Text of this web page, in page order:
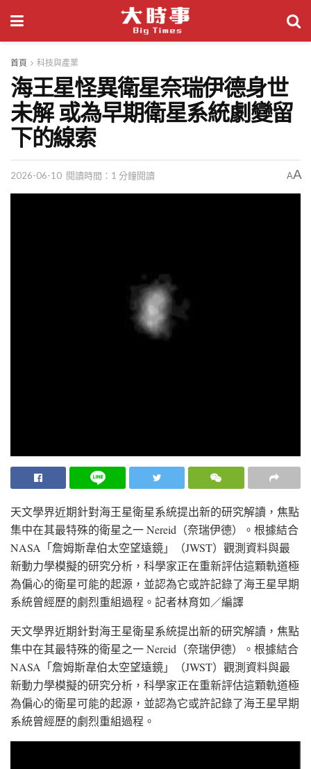
首頁 科技與產業
海王星怪異衛星奈瑞伊德身世
未解 或為早期衛星系統劇變留
下的線索
2026-06-10 閱讀時間：1 分鐘閱讀 AA
天文學界近期針對海王星衛星系統提出新的研究解讀，焦點
集中在其最特殊的衛星之一 Nereid（奈瑞伊德）。根據結合
NASA「詹姆斯韋伯太空望遠鏡」（JWST）觀測資料與最
新動力學模擬的研究分析，科學家正在重新評估這顆軌道極
為偏心的衛星可能的起源，並認為它或許記錄了海王星早期
系統曾經歷的劇烈重組過程。 記者林育如／編譯
天文學界近期針對海王星衛星系統提出新的研究解讀，焦點
集中在其最特殊的衛星之一 Nereid（奈瑞伊德）。根據結合
NASA「詹姆斯韋伯太空望遠鏡」（JWST）觀測資料與最
新動力學模擬的研究分析，科學家正在重新評估這顆軌道極
為偏心的衛星可能的起源，並認為它或許記錄了海王星早期
系統曾經歷的劇烈重組過程。